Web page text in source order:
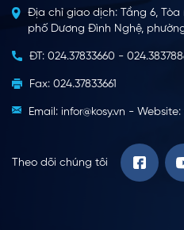
Địa chỉ giao dịch: Tầng 6,
phố Dương Đình Nghệ,
ĐT: 024.37833660 -
Fax: 024.37833661
Email: infor@kosy.vn - Website:
Theo dõi chúng tôi